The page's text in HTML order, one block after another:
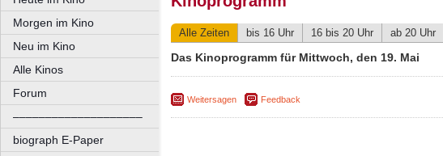
Morgen im Kino
Neu im Kino
Alle Kinos
Forum
––––––––––––––––––––
biograph E-Paper
Alle Zeiten bis 16 Uhr 16 bis 20 Uhr ab 20 Uhr
Das Kinoprogramm für Mittwoch, den 19. Mai
Weitersagen Feedback